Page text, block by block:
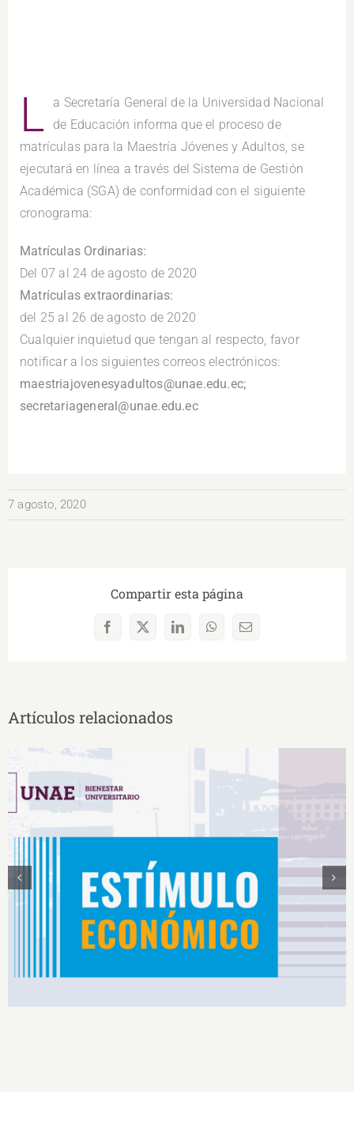
L
a Secretaría General de la Universidad Nacional
de Educación informa que el proceso de
matrículas para la Maestría Jóvenes y Adultos, se
ejecutará en línea a través del Sistema de Gestión
Académica (SGA) de conformidad con el siguiente
cronograma:
Matrículas Ordinarias:
Del 07 al 24 de agosto de 2020
Matrículas extraordinarias:
del 25 al 26 de agosto de 2020
Cualquier inquietud que tengan al respecto, favor
notificar a los siguientes correos electrónicos:
maestriajovenesyadultos@unae.edu.ec;
secretariageneral@unae.edu.ec
7 agosto, 2020
Compartir esta página
Facebook
X LinkedInWhatsAppCorreo
Artículos relacionados
Estímulos Económicos para Deportistas de Alto
Rendimiento IS2026